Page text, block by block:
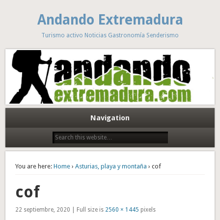
Andando Extremadura
Turismo activo Noticias Gastronomía Senderismo
Navigation
You are here: Home ›Asturias, playa y montaña › cof
cof
22 septiembre, 2020 | Full size is 2560 × 1445 pixels